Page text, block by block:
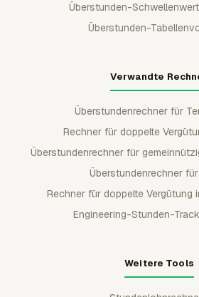
Überstunden-
Überstunden-
Verwandte
Überstundenrechner für
Rechner für doppelte
Überstundenrechner für
Überstundenrechner
Rechner für doppelte Vergütung
Engineering-Stunden-
Weitere Tools